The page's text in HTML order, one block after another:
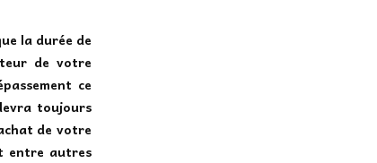
la durée de
de votre
ce
toujours
de votre
entre autres